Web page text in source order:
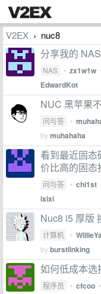
V2EX › nuc8
分享我的
NAS • zx1w1w
EdwardKot
NUC 黑苹果
问与答 •
bymuhahaha
看到最近固态
价比高的固态
问与答 • chi1st
ixixi
Nuc8 i5 厚版
计算机 •
byburstlinking
如何低成本选
程序员 • cfcoo •